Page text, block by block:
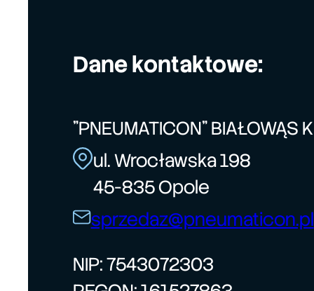
Dane kontaktowe:
"PNEUMATICON" BIAŁOWĄS
ul. Wrocławska 198
45-835 Opole
sprzedaz@pneumaticon.pl
NIP: 7543072303